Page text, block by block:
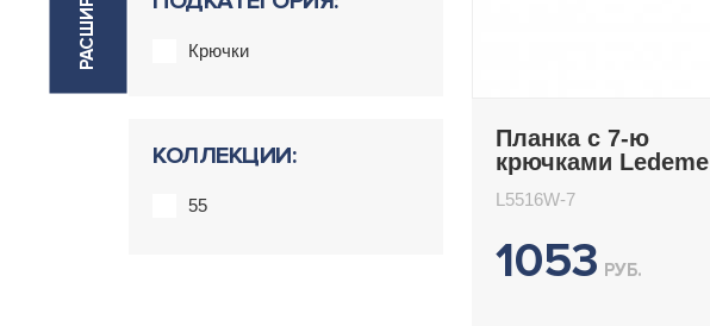
Крючки
КОЛЛЕКЦИИ:
55
Планка с 7-ю
крючками Ledeme
L5516W-7
1053 РУБ.